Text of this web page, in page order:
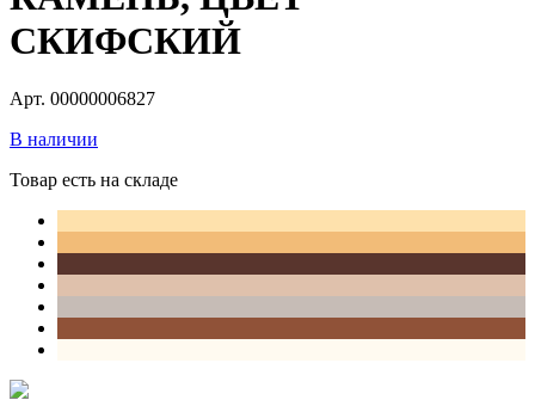
СКИФСКИЙ
Арт. 00000006827
В наличии
Товар есть на складе